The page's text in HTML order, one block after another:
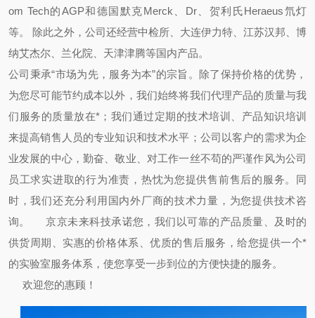
om Tech的AGP和德国默克Merck、Dr、贺利氏Heraeus氘灯
等。 除此之外，公司还经营中检所、大连伊力特、江苏汉邦、博
纳艾杰尔、兰化院、天津津腾等国内产品。
公司秉承“市场为先，服务为本”的宗旨。除了保持价格的优势，
为您尽可能节约成本以外，我们始终将我们代理产品的质量与我
们服务的质量放在*；我们通过定期的技术培训、产品知识培训
来提高销售人员的专业知识和技术水平；公司以客户的需求为企
业发展的中心，勤奋、敬业、对工作一丝不苟的严谨作风为公司
员工求实进取的行为准责，热忱为您提供售前售后的服务。同
时，我们还充分利用国内外厂商的技术力量，为您提供技术咨
询。
京京未来科技承诺您，我们以可靠的产品质量、及时的
供货周期、实惠的价格体系、优质的售后服务，给您提供一个*
的实验室服务体系，使您享受一步到位的方便快捷的服务。
欢迎您的惠顾！